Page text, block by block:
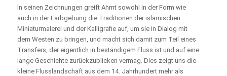
In seinen Zeichnungen greift Ahrnt sowohl in der Form wie
auch in der Farbgebung die Traditionen der islamischen
Miniaturmalerei und der Kalligrafie auf, um sie in Dialog mit
dem Westen zu bringen, und macht sich damit zum Teil eines
Transfers, der eigentlich in beständigem Fluss ist und auf eine
lange Geschichte zurückzublicken vermag. Dies zeigt uns die
kleine Flusslandschaft aus dem 14. Jahrhundert mehr als